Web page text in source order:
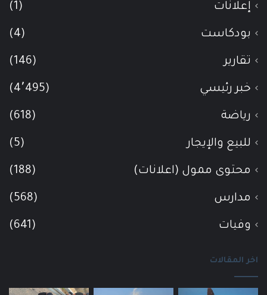
إعلانات (1)
بودكاست (4)
تقارير (146)
خبر رئيسي (4٬495)
رياضة (618)
للبيع والإيجار (5)
محتوى ممول (اعلانات) (188)
مدارس (568)
وفيات (641)
اخر المقالات